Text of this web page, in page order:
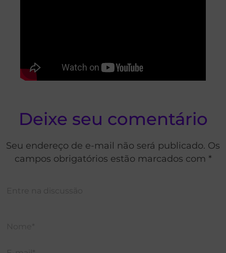
Deixe seu comentário
Seu endereço de e-mail não será publicado. Os
campos obrigatórios estão marcados com *